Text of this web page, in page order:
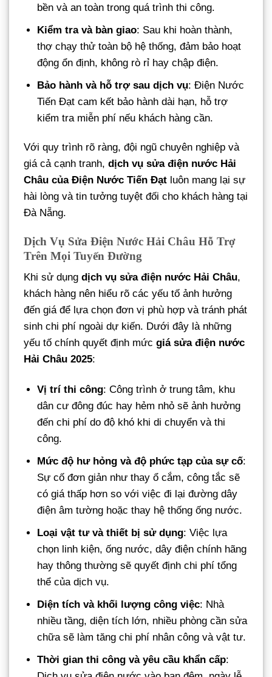
bền và an toàn trong quá trình thi công.
Kiểm tra và bàn giao: Sau khi hoàn thành,
thợ chạy thử toàn bộ hệ thống, đảm bảo hoạt
động ổn định, không rò rỉ hay chập điện.
Bảo hành và hỗ trợ sau dịch vụ: Điện Nước
Tiến Đạt cam kết bảo hành dài hạn, hỗ trợ
kiểm tra miễn phí nếu khách hàng cần.
Với quy trình rõ ràng, đội ngũ chuyên nghiệp và
giá cả cạnh tranh, dịch vụ sửa điện nước Hải
Châu của Điện Nước Tiến Đạt luôn mang lại sự
hài lòng và tin tưởng tuyệt đối cho khách hàng tại
Đà Nẵng.
Dịch Vụ Sửa Điện Nước Hải Châu Hỗ Trợ
Trên Mọi Tuyến Đường
Khi sử dụng dịch vụ sửa điện nước Hải Châu,
khách hàng nên hiểu rõ các yếu tố ảnh hưởng
đến giá để lựa chọn đơn vị phù hợp và tránh phát
sinh chi phí ngoài dự kiến. Dưới đây là những
yếu tố chính quyết định mức giá sửa điện nước
Hải Châu 2025:
Vị trí thi công: Công trình ở trung tâm, khu
dân cư đông đúc hay hẻm nhỏ sẽ ảnh hưởng
đến chi phí do độ khó khi di chuyển và thi
công.
Mức độ hư hỏng và độ phức tạp của sự cố:
Sự cố đơn giản như thay ổ cắm, công tắc sẽ
có giá thấp hơn so với việc đi lại đường dây
điện âm tường hoặc thay hệ thống ống nước.
Loại vật tư và thiết bị sử dụng: Việc lựa
chọn linh kiện, ống nước, dây điện chính hãng
hay thông thường sẽ quyết định chi phí tổng
thể của dịch vụ.
Diện tích và khối lượng công việc: Nhà
nhiều tầng, diện tích lớn, nhiều phòng cần sửa
chữa sẽ làm tăng chi phí nhân công và vật tư.
Thời gian thi công và yêu cầu khẩn cấp: